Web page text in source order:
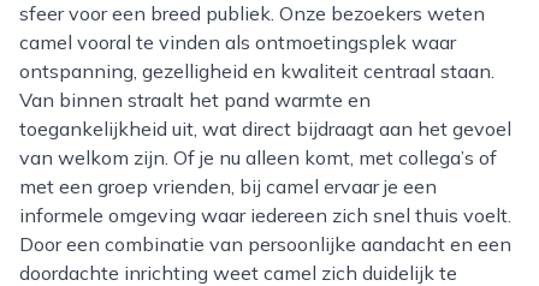
sfeer voor een breed publiek. Onze bezoekers weten
camel vooral te vinden als ontmoetingsplek waar
ontspanning, gezelligheid en kwaliteit centraal staan.
Van binnen straalt het pand warmte en
toegankelijkheid uit, wat direct bijdraagt aan het gevoel
van welkom zijn. Of je nu alleen komt, met collega’s of
met een groep vrienden, bij camel ervaar je een
informele omgeving waar iedereen zich snel thuis voelt.
Door een combinatie van persoonlijke aandacht en een
doordachte inrichting weet camel zich duidelijk te